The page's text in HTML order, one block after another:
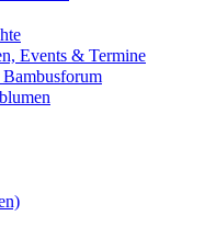
Events & Termine